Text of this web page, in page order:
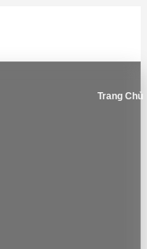
Trang Chủ